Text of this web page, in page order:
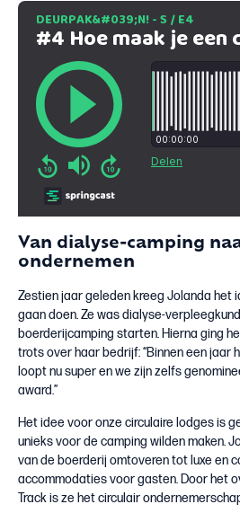
Van dialyse-camping
ondernemen
Zestien jaar geleden kreeg Jolanda het
gaan doen. Ze was dialyse-
boerderijcamping starten. Hierna ging
trots over haar bedrijf: “Binnen een jaar
loopt nu super en we zijn zelfs
award.”
Het idee voor onze circulaire lodges is
unieks voor de camping wilden maken.
van de boerderij omtoveren tot luxe en
accommodaties voor gasten. Door het
Track is ze het circulair